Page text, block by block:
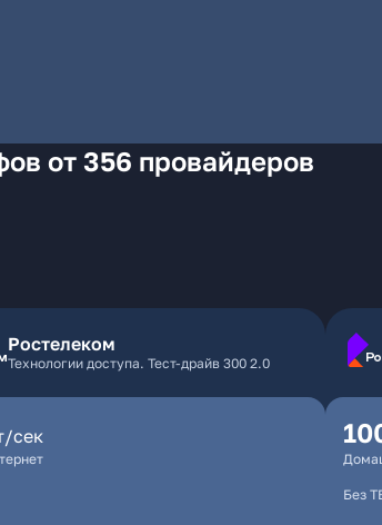
от 356 провайдеров
Ростелеком
Технологии доступа. Тест-драйв 300 2.0
сек
Без